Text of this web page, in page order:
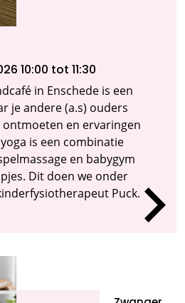
10:00 tot 11:30
in Enschede is een
je andere (a.s) ouders
en ervaringen
is een combinatie
en babygym
Dit doen we onder
Puck.